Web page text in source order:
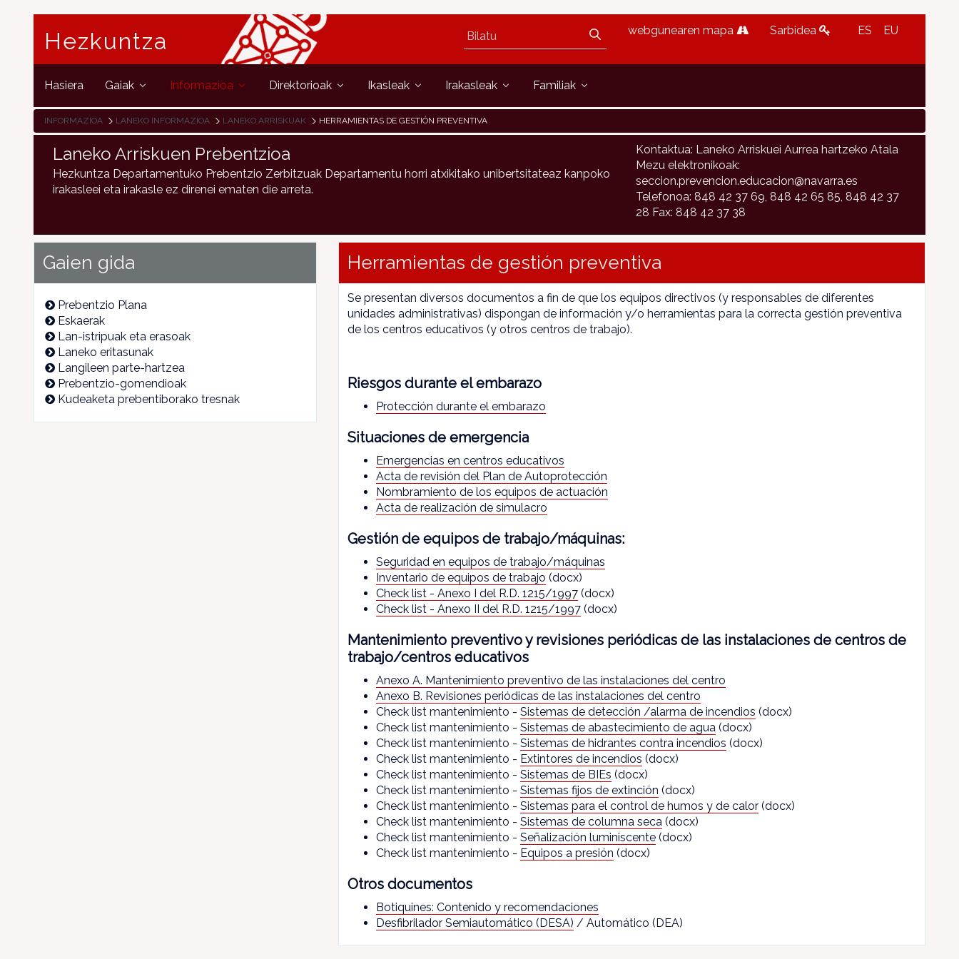
Hezkuntza webgunearen mapa Sarbidea ES EU
Hasiera Gaiak Informazioa Direktorioak Ikasleak Irakasleak Familiak
INFORMAZIOA LANEKO INFORMAZIOA LANEKO ARRISKUAK HERRAMIENTAS DE GESTIÓN PREVENTIVA
Laneko Arriskuen Prebentzioa
Hezkuntza Departamentuko Prebentzio Zerbitzuak Departamentu horri atxikitako unibertsitateaz kanpoko
irakasleei eta irakasle ez direnei ematen die arreta.
Kontaktua: Laneko Arriskuei Aurrea hartzeko Atala
Mezu elektronikoak:
seccion.prevencion.educacion@navarra.es
Telefonoa: 848 42 37 69, 848 42 65 85, 848 42 37
28 Fax: 848 42 37 38
Gaien gida
Prebentzio Plana
Eskaerak
Lan-istripuak eta erasoak
Laneko eritasunak
Langileen parte-hartzea
Prebentzio-gomendioak
Kudeaketa prebentiborako tresnak
Herramientas de gestión preventiva
Se presentan diversos documentos a fin de que los equipos directivos (y responsables de diferentes
unidades administrativas) dispongan de información y/o herramientas para la correcta gestión preventiva
de los centros educativos (y otros centros de trabajo).
Riesgos durante el embarazo
Protección durante el embarazo
Situaciones de emergencia
Emergencias en centros educativos
Acta de revisión del Plan de Autoprotección
Nombramiento de los equipos de actuación
Acta de realización de simulacro
Gestión de equipos de trabajo/máquinas:
Seguridad en equipos de trabajo/máquinas
Inventario de equipos de trabajo (docx)
Check list - Anexo I del R.D. 1215/1997(docx)
Check list - Anexo II del R.D. 1215/1997(docx)
Mantenimiento preventivo y revisiones periódicas de las instalaciones de centros de
trabajo/centros educativos
Anexo A. Mantenimiento preventivo de las instalaciones del centro
Anexo B. Revisiones periódicas de las instalaciones del centro
Check list mantenimiento - Sistemas de detección /alarma de incendios (docx)
Check list mantenimiento - Sistemas de abastecimiento de agua(docx)
Check list mantenimiento - Sistemas de hidrantes contra incendios (docx)
Check list mantenimiento - Extintores de incendios (docx)
Check list mantenimiento - Sistemas de BIEs (docx)
Check list mantenimiento - Sistemas fijos de extinción (docx)
Check list mantenimiento - Sistemas para el control de humos y de calor(docx)
Check list mantenimiento - Sistemas de columna seca(docx)
Check list mantenimiento - Señalización luminiscente(docx)
Check list mantenimiento - Equipos a presión (docx)
Otros documentos
Botiquines: Contenido y recomendaciones
Desfibrilador Semiautomático (DESA) / Automático (DEA)